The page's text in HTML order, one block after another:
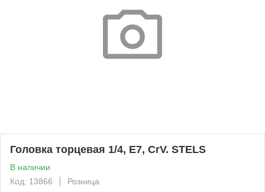
Головка торцевая 1/4, Е7, CrV. STELS
В наличии
Код: 13866
Розница